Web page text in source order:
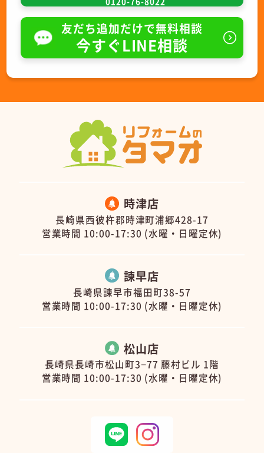
友だち追加だけで無料相談
今すぐLINE相談
時津店
長崎県西彼杵郡時津町浦郷428-17
営業時間 10:00-17:30 (水曜・日曜定休)
諫早店
長崎県諫早市福田町38-57
営業時間 10:00-17:30 (水曜・日曜定休)
松山店
長崎県長崎市松山町3−77 藤村ビル 1階
営業時間 10:00-17:30 (水曜・日曜定休)